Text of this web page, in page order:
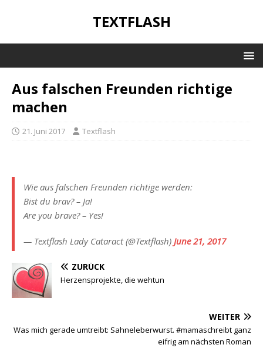
TEXTFLASH
Aus falschen Freunden richtige
machen
21. Juni 2017 Textflash
Wie aus falschen Freunden richtige werden:
Bist du brav? – Ja!
Are you brave? – Yes!
— Textflash Lady Cataract (@Textflash) June 21, 2017
ZURÜCK
Herzensprojekte, die wehtun
WEITER
Was mich gerade umtreibt: Sahneleberwurst. #mamaschreibt ganz
eifrig am nächsten Roman